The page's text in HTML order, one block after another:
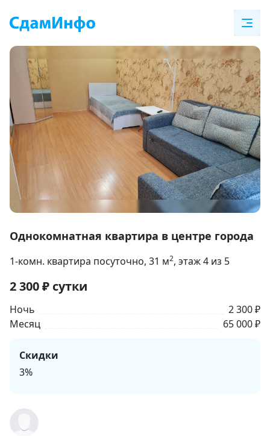
1
5
Однокомнатная квартира в центре города
1-комн. квартира посуточно, 31 м2, этаж 4 из 5
2 300₽ сутки
Ночь
2 300 ₽
Месяц
65 000 ₽
Скидки
3%